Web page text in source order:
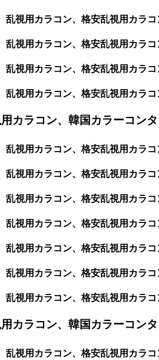
視用カラコン、格安乱視用カラ
視用カラコン、格安乱視用カラ
視用カラコン、格安乱視用カラ
視用カラコン、格安乱視用カラ
カラコン、韓国カラーコン
視用カラコン、格安乱視用カラ
視用カラコン、格安乱視用カラ
視用カラコン、格安乱視用カラ
視用カラコン、格安乱視用カラ
視用カラコン、格安乱視用カラ
視用カラコン、格安乱視用カラ
視用カラコン、格安乱視用カラ
カラコン、韓国カラーコン
視用カラコン、格安乱視用カラ